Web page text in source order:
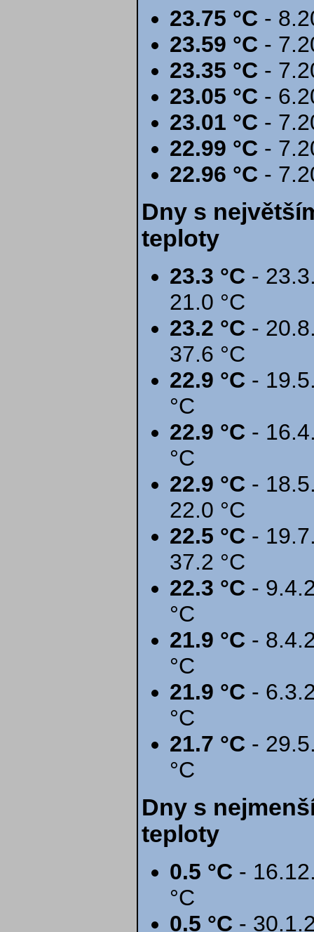
23.75 °C -
23.59 °C -
23.35 °C -
23.05 °C -
23.01 °C -
22.99 °C -
22.96 °C -
Dny s
teploty
23.3 °C -
21.0 °C
23.2 °C -
37.6 °C
22.9 °C -
°C
22.9 °C -
°C
22.9 °C -
22.0 °C
22.5 °C -
37.2 °C
22.3 °C -
°C
21.9 °C -
°C
21.9 °C -
°C
21.7 °C -
°C
Dny s
teploty
0.5 °C -
°C
0.5 °C -